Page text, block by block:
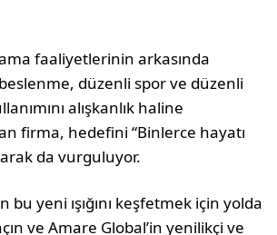
faaliyetlerinin arkasında
beslenme, düzenli spor ve düzenli
alışkanlık haline
firma, hedefini “Binlerce hayatı
da vurguluyor.
bu yeni ışığını keşfetmek için yolda
ve Amare Global’in yenilikçi ve